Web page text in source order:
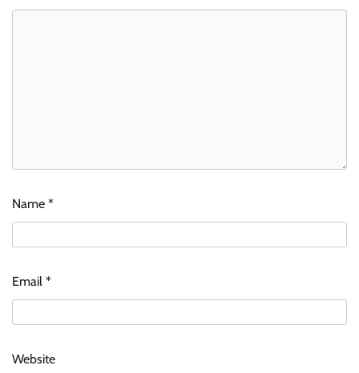
Name *
Email *
Website